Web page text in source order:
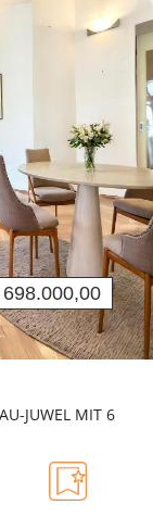
JUWEL MIT 6